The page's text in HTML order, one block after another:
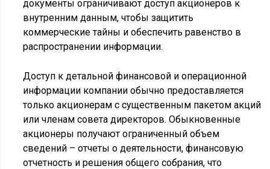
документы ограничивают доступ акционеров к
внутренним данным, чтобы защитить
коммерческие тайны и обеспечить равенство в
распространении информации.
Доступ к детальной финансовой и операционной
информации компании обычно предоставляется
только акционерам с существенным пакетом акций
или членам совета директоров. Обыкновенные
акционеры получают ограниченный объем
сведений – отчеты о деятельности, финансовую
отчетность и решения общего собрания, что